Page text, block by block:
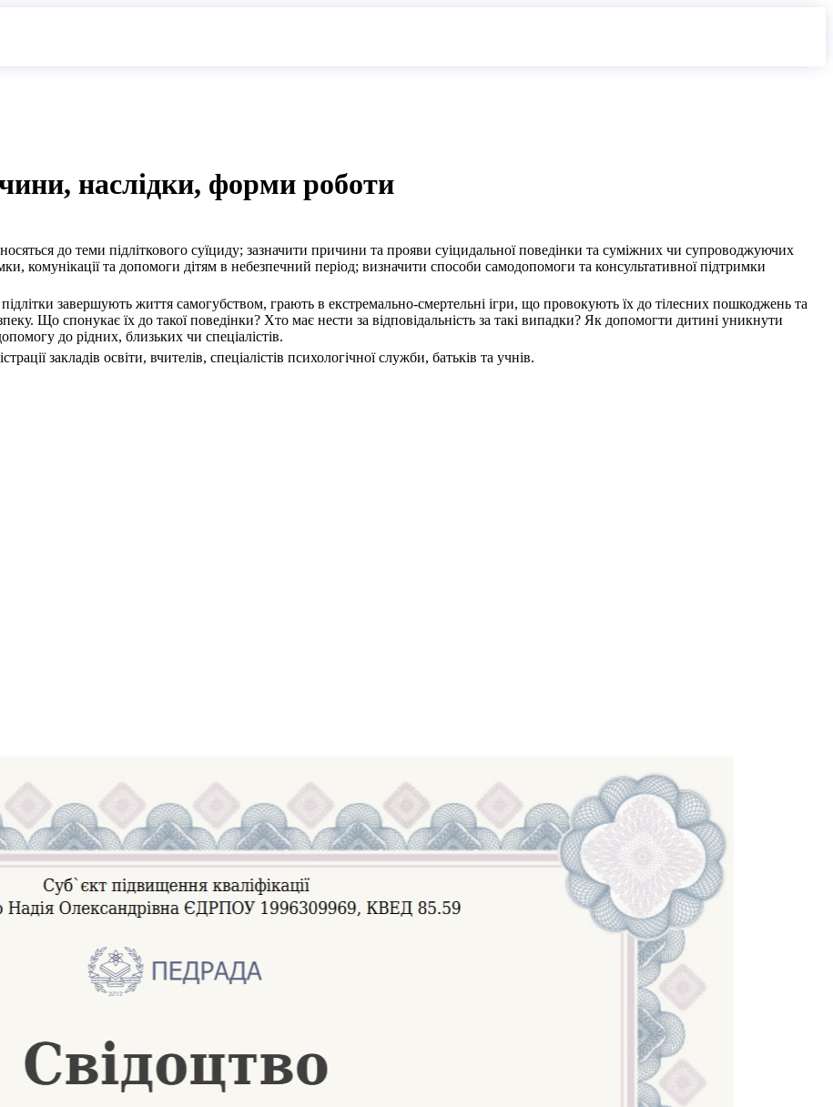
наслідки, форми роботи
до теми підліткового суїциду; зазначити причини та прояви суіцидальної поведінки та суміжних чи супроводжуючих
комунікації та допомоги дітям в небезпечний період; визначити способи самодопомоги та консультативної підтримки
завершують життя самогубством, грають в екстремально-смертельні ігри, що провокують їх до тілесних пошкоджень та
Що спонукає їх до такої поведінки? Хто має нести за відповідальність за такі випадки? Як допомогти дитині уникнути
до рідних, близьких чи спеціалістів.
закладів освіти, вчителів, спеціалістів психологічної служби, батьків та учнів.